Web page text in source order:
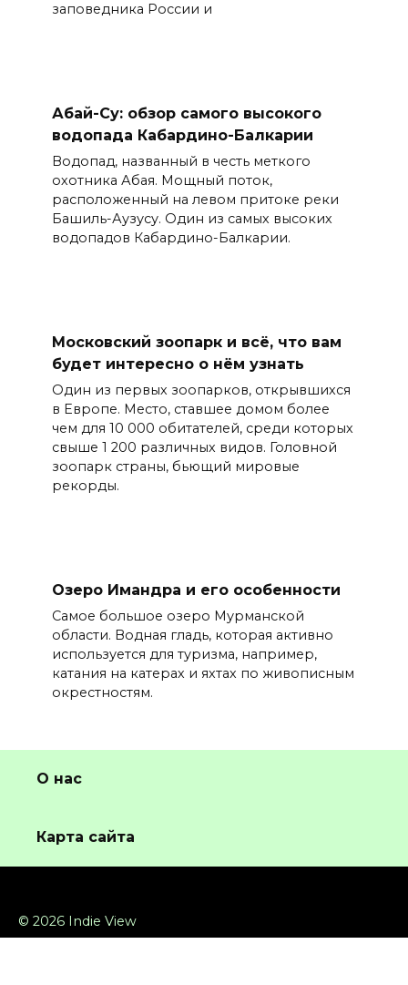
заповедника России и
Абай-Су: обзор самого высокого
водопада Кабардино-Балкарии
Водопад, названный в честь меткого
охотника Абая. Мощный поток,
расположенный на левом притоке реки
Башиль-Аузусу. Один из самых высоких
водопадов Кабардино-Балкарии.
Московский зоопарк и всё, что вам
будет интересно о нём узнать
Один из первых зоопарков, открывшихся
в Европе. Место, ставшее домом более
чем для 10 000 обитателей, среди которых
свыше 1 200 различных видов. Головной
зоопарк страны, бьющий мировые
рекорды.
Озеро Имандра и его особенности
Самое большое озеро Мурманской
области. Водная гладь, которая активно
используется для туризма, например,
катания на катерах и яхтах по живописным
окрестностям.
О нас
Карта сайта
© 2026 Indie View